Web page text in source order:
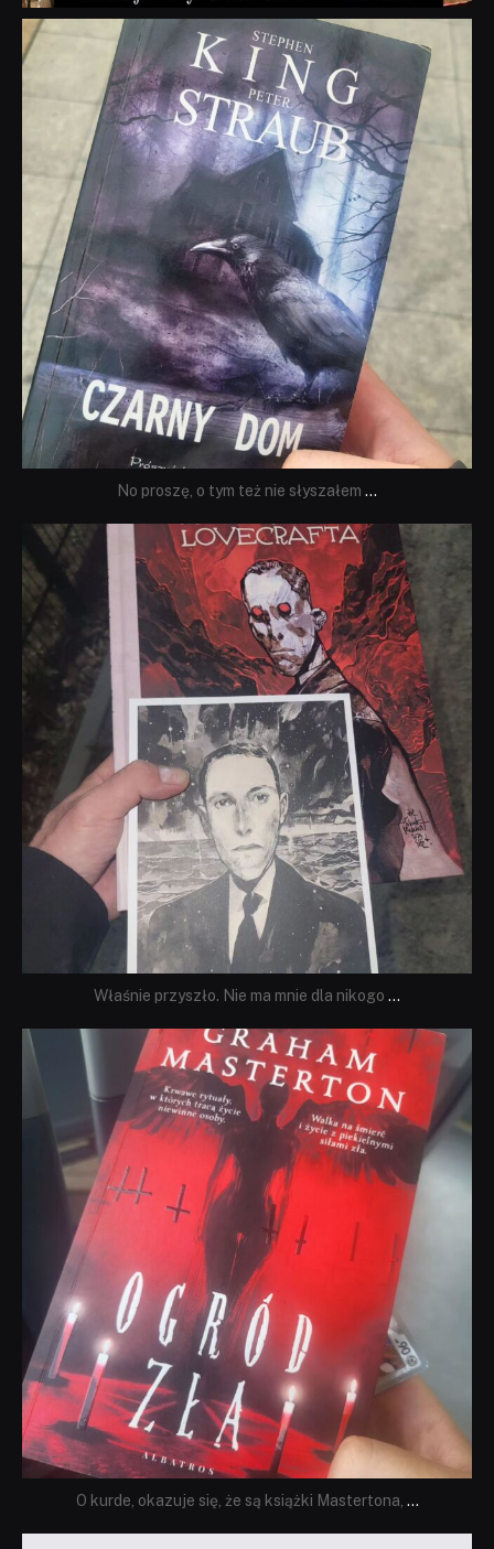
dobryhorror
Wrz 23
No proszę, o tym też nie słyszałem ...
dobryhorror
Wrz 19
Właśnie przyszło. Nie ma mnie dla nikogo ...
dobryhorror
Sie 23
O kurde, okazuje się, że są książki Mastertona, ...